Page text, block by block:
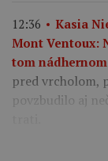
12:36
Kasia
Mont Ventoux:
tom
pred vrcholom,
povzbudilo aj